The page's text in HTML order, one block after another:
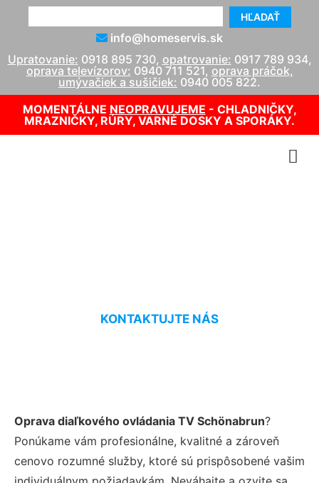
HĽADAŤ
info@homeservis.sk
Upratovanie: 0918 895 730, opatrovanie: 0917 789 934,
oprava televízorov: 0940 711 521, oprava práčok,
umývačiek a sušičiek: 0940 005 822.
MOMENTÁLNE NEOPRAVUJEME - CHLADNIČKY,
MRAZNIČKY, RÚRY, VARNÉ DOSKY A SPORÁKY.
KONTAKTUJTE NÁS
Oprava diaľkového ovládania TV Schönabrun?
Ponúkame vám profesionálne, kvalitné a zároveň
cenovo rozumné služby, ktoré sú prispôsobené vašim